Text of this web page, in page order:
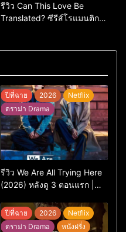
รีวิว Can This Love Be
Translated? ซีรีส์โรแมนติก
ปีที่ฉาย 2026
Netflix
ดราม่า Drama
รีวิว We Are All Trying Here
(2026) หลังดู 3 ตอนแรก |
แต่ยังไปไม่ถึงไหน
ปีที่ฉาย 2026
Netflix
ดราม่า Drama
หนังฝรั่ง